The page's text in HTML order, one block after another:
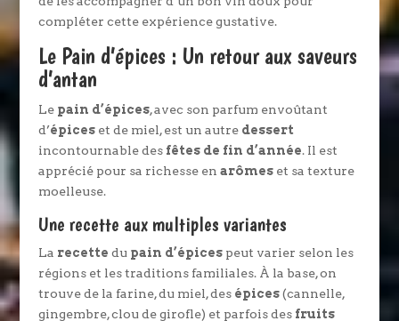
compléter cette expérience gustative.
Le Pain d’épices : Un retour aux saveurs
d’antan
Le pain d’épices, avec son parfum envoûtant
d’épiceset de miel, est un autre dessert
incontournable des fêtes de fin d’année. Il est
apprécié pour sa richesse en arômeset sa texture
moelleuse.
Une recette aux multiples variantes
La recette du pain d’épicespeut varier selon les
régions et les traditions familiales. À la base, on
trouve de la farine, du miel, des épices(cannelle,
gingembre, clou de girofle) et parfois des fruits